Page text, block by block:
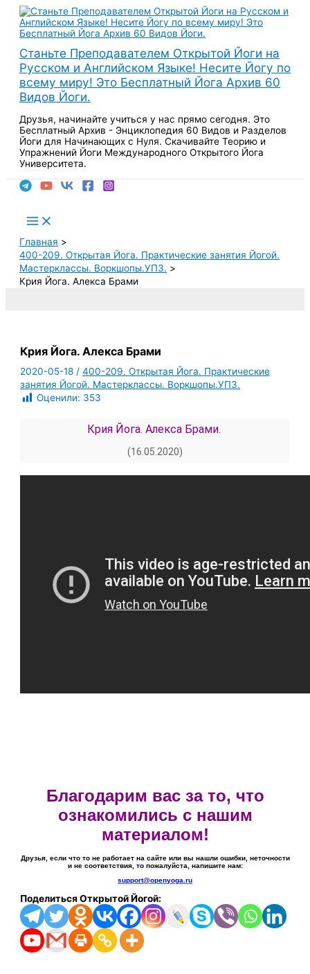
Перейти
содержимому
Станьте Преподавателем Открытой Йоги на
Русском и Английском Языке! Несите Йогу по
всему миру! Это Бесплатный Йога Архив 60
Видов Йоги.
Друзья, начинайте учиться у нас прямо сегодня. Это
Бесплатный Архив - Энциклопедия 60 Видов и Разделов
Йоги для Начинающих с Нуля. Скачивайте Теорию и
Упражнений Йоги Международного Открытого Йога
Университета.
Main
Menu
Главная
400-209. Открытая Йога. Практические занятия Йогой.
Мастерклассы. Воркшопы.УПЗ.
Крия Йога. Алекса Брами
Крия Йога. Алекса Брами
2020-05-18/400-209. Открытая Йога. Практические
занятия Йогой. Мастерклассы. Воркшопы.УПЗ.
Оценили: 353
Крия Йога. Алекса Брами.
(16.05.2020)
Благодарим вас за то, что
ознакомились с нашим
материалом!
Друзья, если что то не работает на сайте или вы нашли ошибки, неточности
и не соответствия, то пожалуйста, напишите нам:
support@openyoga.ru
Поделиться Открытой Йогой: